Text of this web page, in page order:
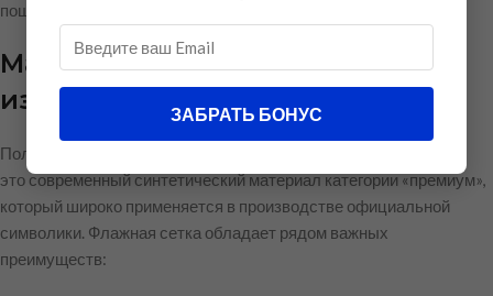
пошива.
Материал и качество
изготовления
Полотно изготовлено из флажной сетки плотностью
это современный синтетический материал категории «премиум»,
который широко применяется в производстве официальной
символики. Флажная сетка обладает рядом важных
преимуществ:
ЗАБРАТЬ БОНУС